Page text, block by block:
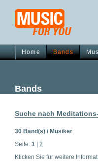
Home Bands
Bands
Suche nach
30 Band(s) / Musiker
Seite: 1
2
Klicken Sie für weitere